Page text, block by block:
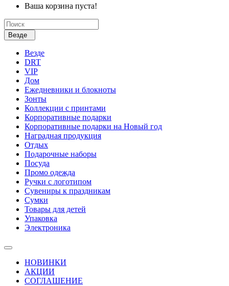
Ваша корзина пуста!
Везде
Везде
DRT
VIP
Дом
Ежедневники и блокноты
Зонты
Коллекции с принтами
Корпоративные подарки
Корпоративные подарки на Новый год
Наградная продукция
Отдых
Подарочные наборы
Посуда
Промо одежда
Ручки с логотипом
Сувениры к праздникам
Сумки
Товары для детей
Упаковка
Электроника
НОВИНКИ
АКЦИИ
СОГЛАШЕНИЕ